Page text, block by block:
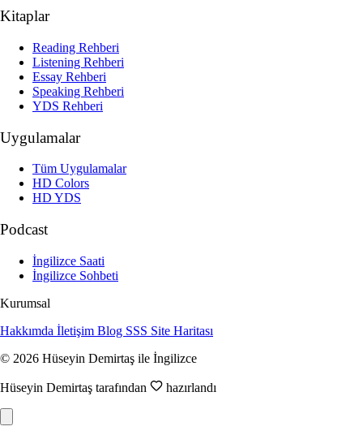
Kitaplar
Reading Rehberi
Listening Rehberi
Essay Rehberi
Speaking Rehberi
YDS Rehberi
Uygulamalar
Tüm Uygulamalar
HD Colors
HD YDS
Podcast
İngilizce Saati
İngilizce Sohbeti
Kurumsal
Hakkımda İletişim Blog SSS Site Haritası
© 2026 Hüseyin Demirtaş ile İngilizce
Hüseyin Demirtaş tarafından hazırlandı